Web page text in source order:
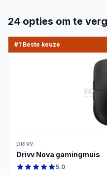
24 opties om te
#1 Beste keuze
DRIVV.
Drivv Nova gamingmuis
5.0